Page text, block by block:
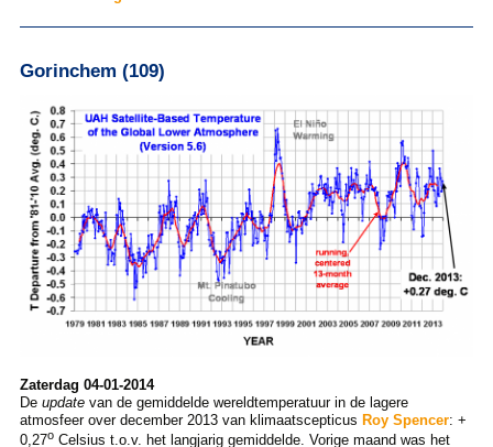
Gorinchem (109)
Zaterdag 04-01-2014
De updatevan de gemiddelde wereldtemperatuur in de lagere
atmosfeer over december 2013 van klimaatscepticus Roy Spencer: +
0,27oCelsius t.o.v. het langjarig gemiddelde. Vorige maand was het